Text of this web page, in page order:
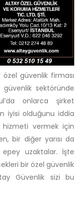
güvenlik firması
sektöründe
onlarca şirket
iyisi olduğunu iddia
hizmeti vermek için
bir diğer yarısı da
epey uzaktalar. İşte
bir özel güvenlik
Güvenlik sizi bu